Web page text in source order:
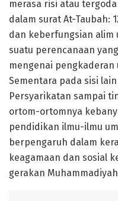
merasa risi atau
dalam surat At-Taubah:
dan keberfungsian alim
suatu perencanaan
mengenai pengkaderan
Sementara pada sisi
Persyarikatan sampai
ortom-ortomnya
pendidikan ilmu-ilmu
berpengaruh dalam
keagamaan dan sosial
gerakan